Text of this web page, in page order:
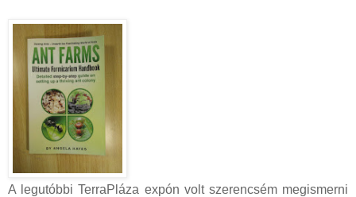
A legutóbbi TerraPláza expón volt szerencsém megismerni